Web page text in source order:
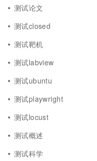
测试论文
测试closed
测试靶机
测试labview
测试ubuntu
测试playwright
测试locust
测试概述
测试科学